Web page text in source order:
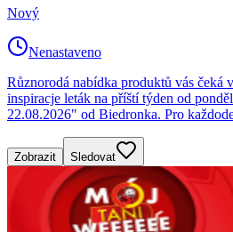
Nový
Nenastaveno
Různorodá nabídka produktů vás
inspiracje leták na příští týden od
22.08.2026" od Biedronka. Pro
Zobrazit Sledovat